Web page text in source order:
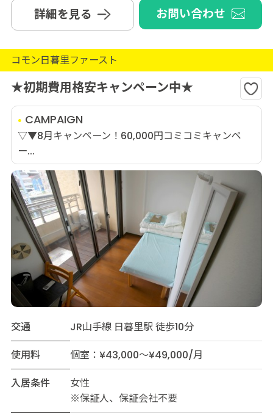
詳細を見る お問い合わせ
コモン日暮里ファースト
★初期費用格安キャンペーン中★
CAMPAIGN
▽▼8月キャンペーン！60,000円コミコミキャンペ
ー...
交通
JR山手線 日暮里駅 徒歩10分
使用料
個室：¥43,000～¥49,000/月
入居条件
女性
※保証人、保証会社不要